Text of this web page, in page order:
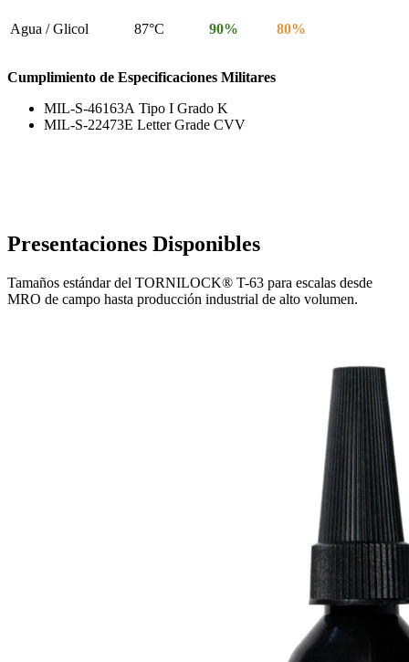
Agua / Glicol 87°C 90% 80%
Cumplimiento de Especificaciones Militares
MIL-S-46163A Tipo I Grado K
MIL-S-22473E Letter Grade CVV
Presentaciones Disponibles
Tamaños estándar del TORNILOCK® T-63 para escalas desde
MRO de campo hasta producción industrial de alto volumen.